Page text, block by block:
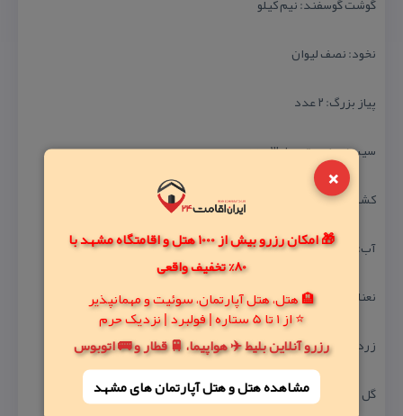
×
🎁 امکان رزرو بیش از 1000 هتل و اقامتگاه مشهد با
80% تخفیف واقعی
🏨 هتل، هتل آپارتمان، سوئیت و مهمانپذیر
⭐ از 1 تا 5 ستاره | فولبرد | نزدیک حرم
رزرو آنلاین بلیط ✈️ هواپیما، 🚆 قطار و 🚌 اتوبوس
مشاهده هتل و هتل‌ آپارتمان های مشهد
نخود: نصف لیوان
پیاز بزرگ: ۲ عدد
سیب‌زمینی متوسط: ۳ عدد
كشك ساییده: ۲۵۰ گرم
آب: یك و نیم لیتر
نعنا داغ به میزان لازم
زردچوبه به میزان لازم
گل زرد جهت تزیین